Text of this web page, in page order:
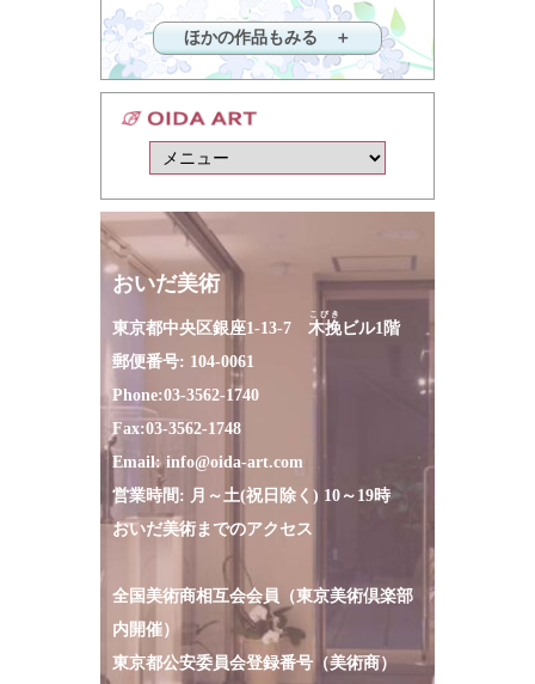
ほかの作品もみる ＋
おいだ美術
東京都中央区銀座1-13-7 木挽
こびき
ビル1階
郵便番号: 104-0061
Phone:03-3562-1740
Fax:03-3562-1748
Email: info@oida-art.com
営業時間: 月～土(祝日除く) 10～19時
おいだ美術までのアクセス
全国美術商相互会会員（東京美術倶楽部
内開催）
東京都公安委員会登録番号（美術商）